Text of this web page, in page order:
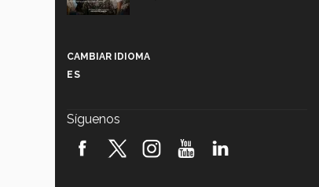
robótica FIRST 2026! (video)
CAMBIAR IDIOMA
ES
Síguenos